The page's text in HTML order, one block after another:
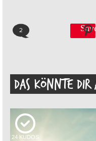
2
DAS KÖNNTE DIR
24 KUDOS